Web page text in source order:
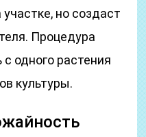
но создаст
Процедура
одного растения
культуры.